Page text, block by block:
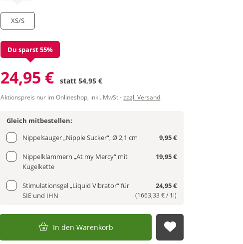
XS/S
Du sparst 55%
24,95 € statt54,95 €
Aktionspreis nur im Onlineshop, inkl. MwSt.-zzgl. Versand
Gleich mitbestellen:
Nippelsauger „Nipple Sucker“, Ø 2,1 cm
9,95 €
Nippelklammern „At my Mercy“ mit
Kugelkette
19,95 €
Stimulationsgel „Liquid Vibrator“ für
SIE und IHN
24,95 €
(1663,33 € / 1l)
In den Warenkorb Auf die